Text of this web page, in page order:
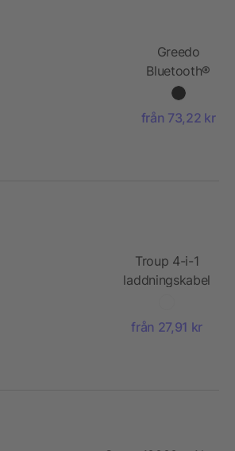
Greedo
Bluetooth®
högtalare
från 73,22 kr
Troup 4-i-1
laddningskabel
från 27,91 kr